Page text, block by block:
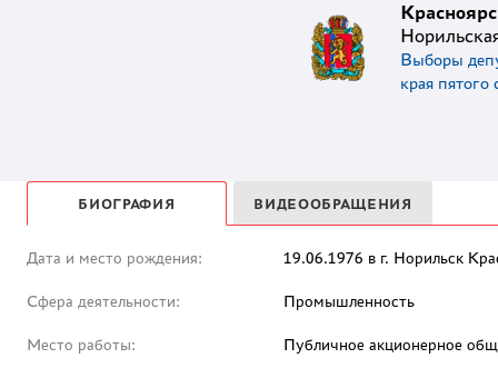
Выборы
края пятого
БИОГРАФИЯ ВИДЕООБРАЩЕНИЯ
Дата и место рождения: 19.06.1976 в г. Норильск
Сфера деятельности: Промышленность
Место работы: Публичное акционерное